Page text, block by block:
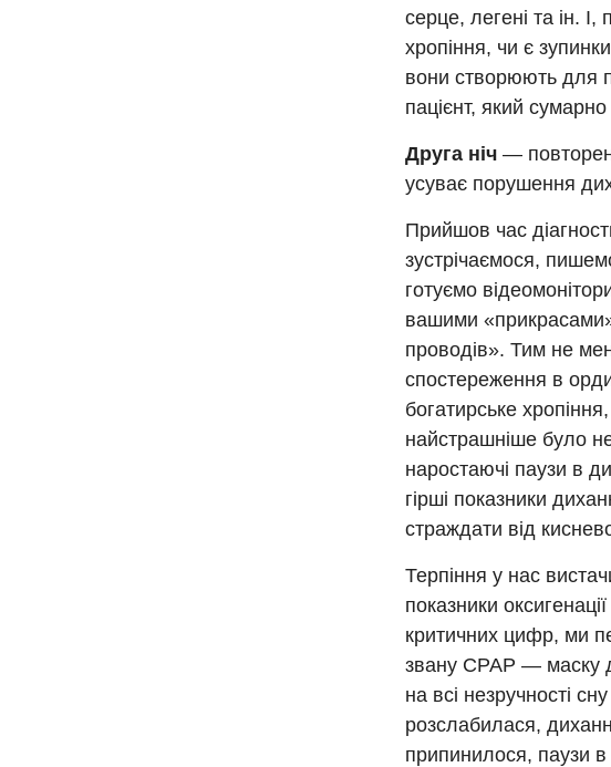
серце, легені та ін.
хропіння, чи є
вони створюють для
пацієнт, який
Друга ніч —
усуває порушення
Прийшов час
зустрічаємося,
готуємо
вашими «прикрасами»
проводів». Тим не
спостереження в
богатирське
найстрашніше було
наростаючі паузи в
гірші показники
страждати від
Терпіння у нас
показники
критичних цифр, ми
звану СРАР — маску
на всі незручності
розслабилася,
припинилося, паузи в